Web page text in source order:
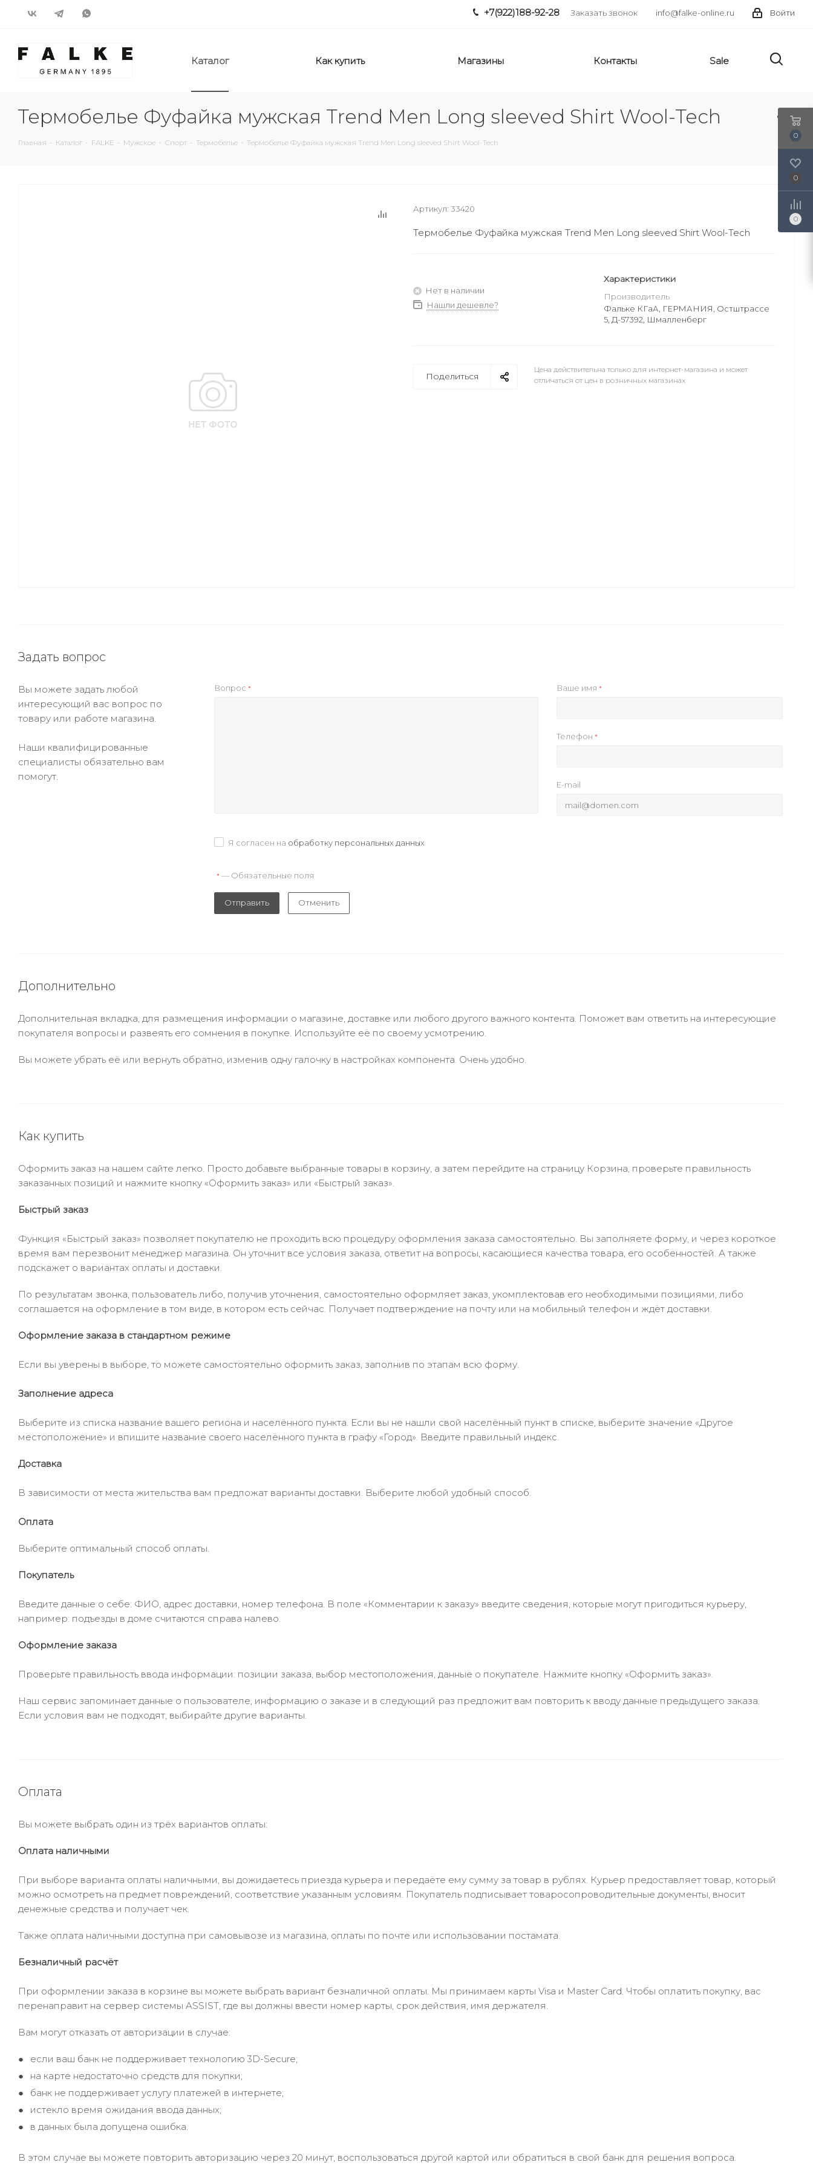
Войти
info@falke-online.ru
+7(922)188-92-28 Заказать звонок
Каталог Как купить Магазины Контакты Sale
Термобелье Фуфайка мужская Trend Men Long sleeved Shirt Wool-Tech
Главная - Каталог - FALKE - Мужское - Спорт - Термобелье - Термобелье Фуфайка мужская Trend Men Long sleeved Shirt Wool-Tech
Артикул: 33420
Термобелье Фуфайка мужская Trend Men Long sleeved Shirt Wool-Tech
Нет в наличии
Нашли дешевле?
Характеристики
Производитель
Фальке КГаА, ГЕРМАНИЯ, Остштрассе
5, Д-57392, Шмалленберг
Поделиться
Цена действительна только для интернет-магазина и может
отличаться от цен в розничных магазинах
Задать вопрос
Вы можете задать любой
интересующий вас вопрос по
товару или работе магазина.
Наши квалифицированные
специалисты обязательно вам
помогут.
Вопрос * Ваше имя *
Телефон *
E-mail
Я согласен на обработку персональных данных
*— Обязательные поля
Отправить Отменить
Дополнительно
Дополнительная вкладка, для размещения информации о магазине, доставке или любого другого важного контента. Поможет вам ответить на интересующие
покупателя вопросы и развеять его сомнения в покупке. Используйте её по своему усмотрению.
Вы можете убрать её или вернуть обратно, изменив одну галочку в настройках компонента. Очень удобно.
Как купить
Оформить заказ на нашем сайте легко. Просто добавьте выбранные товары в корзину, а затем перейдите на страницу Корзина, проверьте правильность
заказанных позиций и нажмите кнопку «Оформить заказ» или «Быстрый заказ».
Быстрый заказ
Функция «Быстрый заказ» позволяет покупателю не проходить всю процедуру оформления заказа самостоятельно. Вы заполняете форму, и через короткое
время вам перезвонит менеджер магазина. Он уточнит все условия заказа, ответит на вопросы, касающиеся качества товара, его особенностей. А также
подскажет о вариантах оплаты и доставки.
По результатам звонка, пользователь либо, получив уточнения, самостоятельно оформляет заказ, укомплектовав его необходимыми позициями, либо
соглашается на оформление в том виде, в котором есть сейчас. Получает подтверждение на почту или на мобильный телефон и ждёт доставки.
Оформление заказа в стандартном режиме
Если вы уверены в выборе, то можете самостоятельно оформить заказ, заполнив по этапам всю форму.
Заполнение адреса
Выберите из списка название вашего региона и населённого пункта. Если вы не нашли свой населённый пункт в списке, выберите значение «Другое
местоположение» и впишите название своего населённого пункта в графу «Город». Введите правильный индекс.
Доставка
В зависимости от места жительства вам предложат варианты доставки. Выберите любой удобный способ.
Оплата
Выберите оптимальный способ оплаты.
Покупатель
Введите данные о себе: ФИО, адрес доставки, номер телефона. В поле «Комментарии к заказу» введите сведения, которые могут пригодиться курьеру,
например: подъезды в доме считаются справа налево.
Оформление заказа
Проверьте правильность ввода информации: позиции заказа, выбор местоположения, данные о покупателе. Нажмите кнопку «Оформить заказ».
Наш сервис запоминает данные о пользователе, информацию о заказе и в следующий раз предложит вам повторить к вводу данные предыдущего заказа.
Если условия вам не подходят, выбирайте другие варианты.
Оплата
Вы можете выбрать один из трёх вариантов оплаты:
Оплата наличными
При выборе варианта оплаты наличными, вы дожидаетесь приезда курьера и передаёте ему сумму за товар в рублях. Курьер предоставляет товар, который
можно осмотреть на предмет повреждений, соответствие указанным условиям. Покупатель подписывает товаросопроводительные документы, вносит
денежные средства и получает чек.
Также оплата наличными доступна при самовывозе из магазина, оплаты по почте или использовании постамата.
Безналичный расчёт
При оформлении заказа в корзине вы можете выбрать вариант безналичной оплаты. Мы принимаем карты Visa и Master Card. Чтобы оплатить покупку, вас
перенаправит на сервер системы ASSIST, где вы должны ввести номер карты, срок действия, имя держателя.
Вам могут отказать от авторизации в случае:
если ваш банк не поддерживает технологию 3D-Secure;
на карте недостаточно средств для покупки;
банк не поддерживает услугу платежей в интернете;
истекло время ожидания ввода данных;
в данных была допущена ошибка.
В этом случае вы можете повторить авторизацию через 20 минут, воспользоваться другой картой или обратиться в свой банк для решения вопроса.
0
0
0